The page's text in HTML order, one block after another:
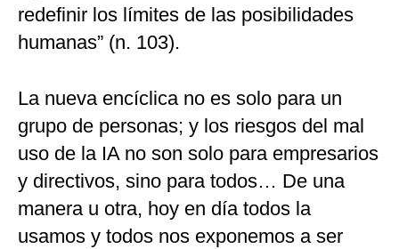
redefinir los límites de las posibilidades
humanas” (n. 103).
La nueva encíclica no es solo para un
grupo de personas; y los riesgos del mal
uso de la IA no son solo para empresarios
y directivos, sino para todos… De una
manera u otra, hoy en día todos la
usamos y todos nos exponemos a ser